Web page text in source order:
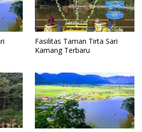
Fasilitas Taman Tirta Sari
Kamang Terbaru